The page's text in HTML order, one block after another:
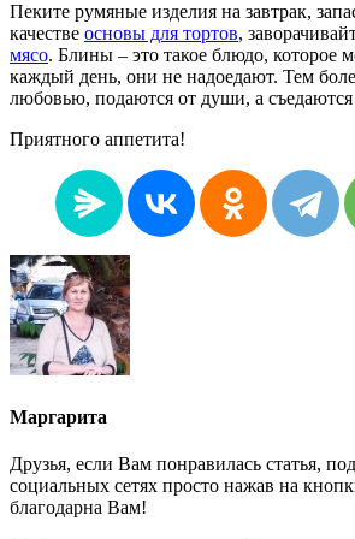
Пеките румяные изделия на завтрак,
качестве основы для тортов,
мясо. Блины – это такое блюдо, которое
каждый день, они не надоедают. Тем
любовью, подаются от души, а съедаются
Приятного аппетита!
Маргарита
Друзья, если Вам понравилась статья,
социальных сетях просто нажав на
благодарна Вам!